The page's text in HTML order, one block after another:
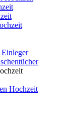
Hochzeit